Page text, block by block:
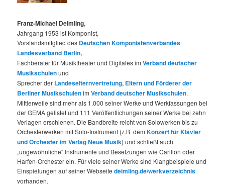
Franz-Michael Deimling,
Jahrgang 1953 ist Komponist,
Vorstandsmitglied des Deutschen Komponistenverbandes
Landesverband Berlin,
Fachberater für Musiktheater und Digitales imVerband deutscher
Musikschulenund
Sprecher der Landeselternvertretung, Eltern und Förderer der
Berliner MusikschulenimVerband deutscher Musikschulen.
Mittlerweile sind mehr als 1.000 seiner Werke und Werkfassungen bei
der GEMA gelistet und 111 Veröffentlichungen seiner Werke bei zehn
Verlagen erschienen. Die Bandbreite reicht von Solowerken bis zu
Orchesterwerken mit Solo-Instrument (z.B. demKonzert für Klavier
und Orchester im Verlag Neue Musik) und schließt auch
„ungewöhnliche“ Instrumente und Besetzungen wie Carillon oder
Harfen-Orchester ein. Für viele seiner Werke sind Klangbeispiele und
Einspielungen auf seiner Webseitedeimling.de/werkverzeichnis
vorhanden.